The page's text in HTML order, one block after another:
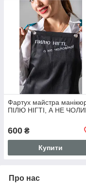
Фартух майстра
ПІЛЮ НІГТІ, А НЕ
600 ₴
Купити
Про нас